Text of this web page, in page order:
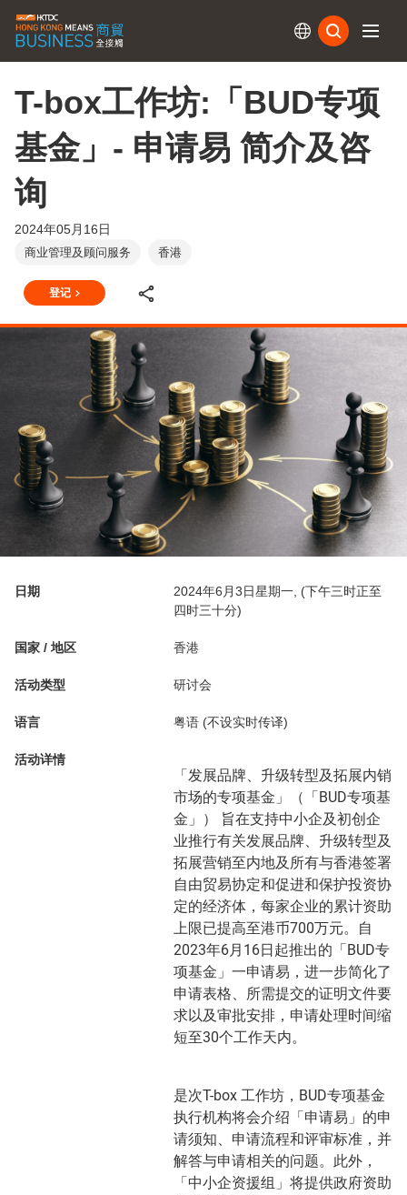
T-box工作坊:「BUD专项
基金」- 申请易 简介及咨
询
2024年05月16日
商业管理及顾问服务 香港
登记
日期
2024年6月3日星期一, (下午三时正至
四时三十分)
国家 / 地区 香港
活动类型 研讨会
语言 粤语 (不设实时传译)
活动详情
「发展品牌、升级转型及拓展内销
市场的专项基金」（「BUD专项基
金」） 旨在支持中小企及初创企
业推行有关发展品牌、升级转型及
拓展营销至内地及所有与香港签署
自由贸易协定和促进和保护投资协
定的经济体，每家企业的累计资助
上限已提高至港币700万元。自
2023年6月16日起推出的「BUD专
项基金」一申请易，进一步简化了
申请表格、所需提交的证明文件要
求以及审批安排，申请处理时间缩
短至30个工作天内。
是次T-box 工作坊，BUD专项基金
执行机构将会介绍「申请易」的申
请须知、申请流程和评审标准，并
解答与申请相关的问题。此外，
「中小企资援组」将提供政府资助